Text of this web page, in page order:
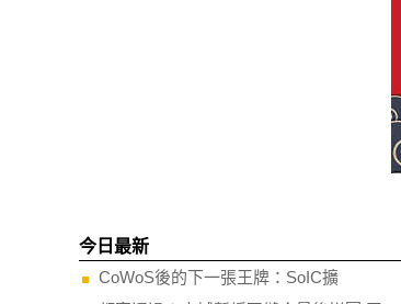
今日最新
CoWoS後的下一張王牌：SoIC擴